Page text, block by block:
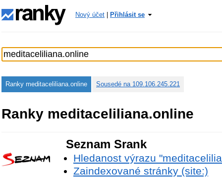
Nový účet Přihlásit se
Ranky meditaceliliana.online Sousedé na 109.106.245.221
Ranky meditaceliliana.online
Seznam Srank
Hledanost výrazu
Zaindexované stránky (site:)